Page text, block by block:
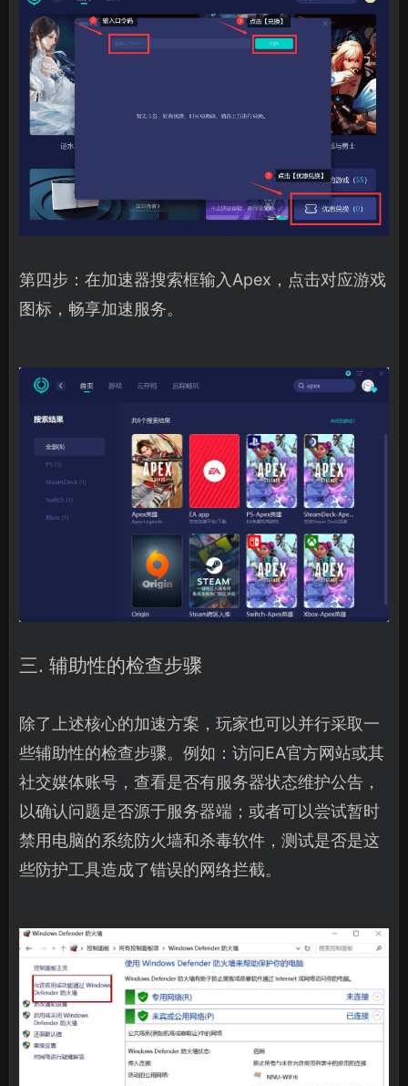
第四步：在加速器搜索框输入Apex，点击对应游戏
图标，畅享加速服务。
三. 辅助性的检查步骤
除了上述核心的加速方案，玩家也可以并行采取一
些辅助性的检查步骤。例如：访问EA官方网站或其
社交媒体账号，查看是否有服务器状态维护公告，
以确认问题是否源于服务器端；或者可以尝试暂时
禁用电脑的系统防火墙和杀毒软件，测试是否是这
些防护工具造成了错误的网络拦截。